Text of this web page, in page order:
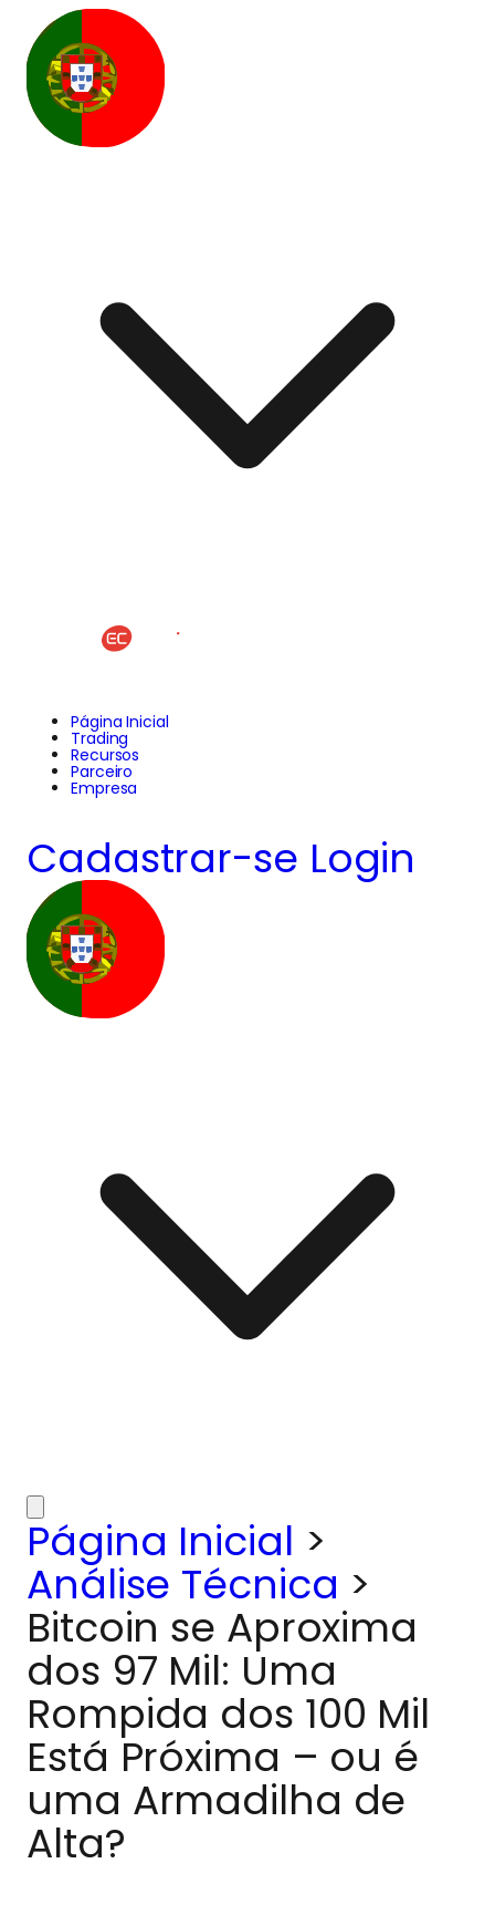
Página Inicial
Trading
Recursos
Parceiro
Empresa
Cadastrar-se Login
Página Inicial >
Análise Técnica >
Bitcoin se Aproxima
dos 97 Mil: Uma
Rompida dos 100 Mil
Está Próxima – ou é
uma Armadilha de
Alta?